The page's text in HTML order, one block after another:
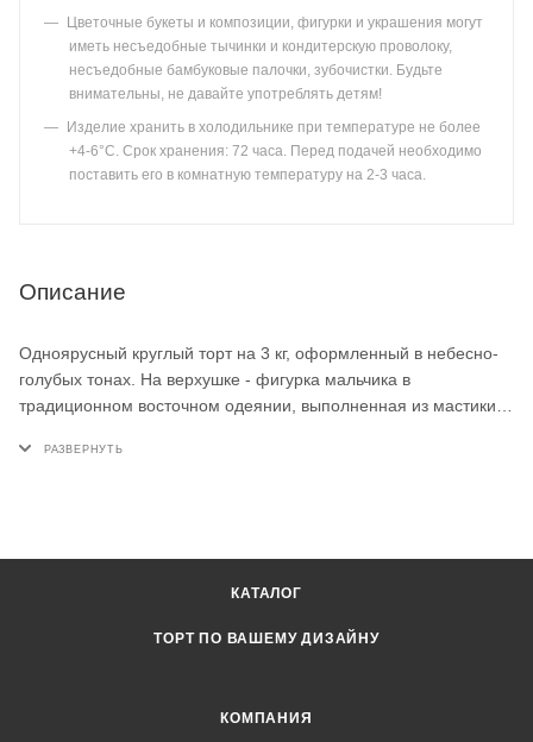
Цветочные букеты и композиции, фигурки и украшения могут
иметь несъедобные тычинки и кондитерскую проволоку,
несъедобные бамбуковые палочки, зубочистки. Будьте
внимательны, не давайте употреблять детям!
Изделие хранить в холодильнике при температуре не более
+4-6°С. Срок хранения: 72 часа. Перед подачей необходимо
поставить его в комнатную температуру на 2-3 часа.
Описание
Одноярусный круглый торт на 3 кг, оформленный в небесно-
голубых тонах. На верхушке - фигурка мальчика в
традиционном восточном одеянии, выполненная из мастики.
декоративный журавль и волны. Такой детский торт на заказ
КАТАЛОГ
ТОРТ ПО ВАШЕМУ ДИЗАЙНУ
КОМПАНИЯ